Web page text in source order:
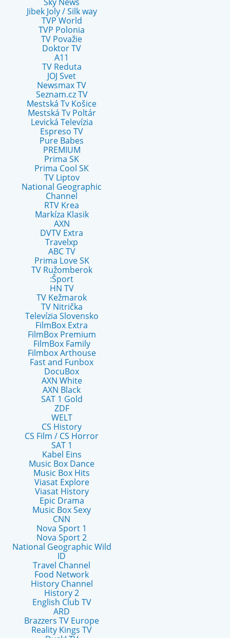
Jibek Joly / Silk way
TVP World
TVP Polonia
TV Považie
Doktor TV
A11
TV Reduta
JOJ Svet
Newsmax TV
Seznam.cz TV
Mestská Tv Košice
Mestská Tv Poltár
Levická Televízia
Espreso TV
Pure Babes
PREMIUM
Prima SK
Prima Cool SK
TV Liptov
National Geographic
Channel
RTV Krea
Markíza Klasik
AXN
DVTV Extra
Travelxp
ABC TV
Prima Love SK
TV Ružomberok
:Šport
HN TV
TV Kežmarok
TV Nitrička
Televízia Slovensko
FilmBox Extra
FilmBox Premium
FilmBox Family
Filmbox Arthouse
Fast and Funbox
DocuBox
AXN White
AXN Black
SAT 1 Gold
ZDF
WELT
CS History
CS Film / CS Horror
SAT 1
Kabel Eins
Music Box Dance
Music Box Hits
Viasat Explore
Viasat History
Epic Drama
Music Box Sexy
CNN
Nova Sport 1
Nova Sport 2
National Geographic Wild
ID
Travel Channel
Food Network
History Channel
History 2
English Club TV
ARD
Brazzers TV Europe
Reality Kings TV